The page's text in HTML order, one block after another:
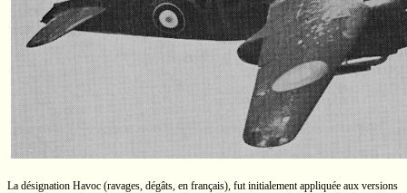
La désignation Havoc (ravages, dégâts, en français), fut initialement appliquée aux versions